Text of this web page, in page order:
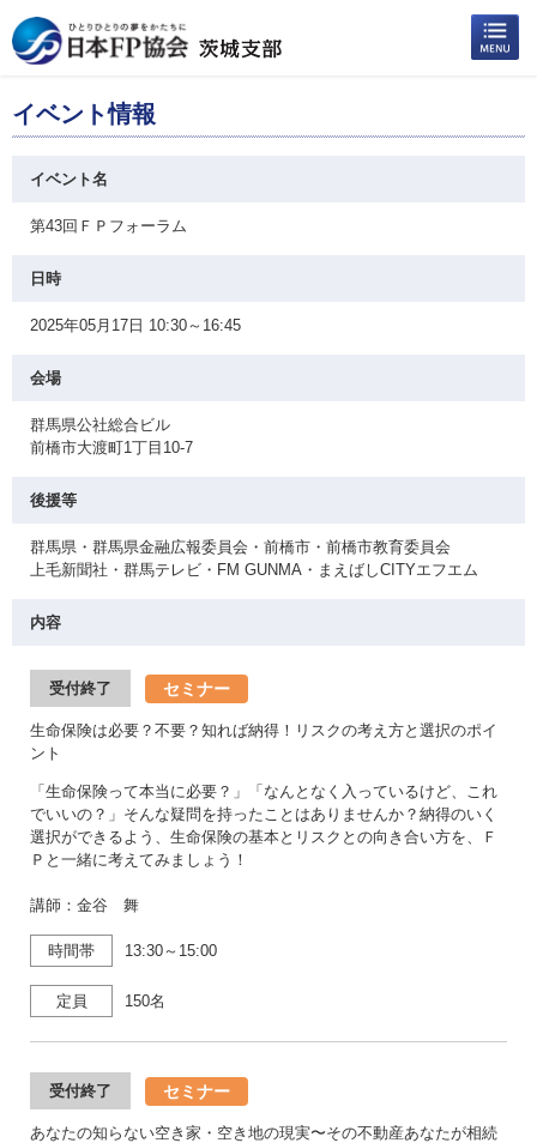
イベント情報
イベント名
第43回ＦＰフォーラム
日時
2025年05月17日 10:30～16:45
会場
群馬県公社総合ビル
前橋市大渡町1丁目10-7
後援等
群馬県・群馬県金融広報委員会・前橋市・前橋市教育委員会
上毛新聞社・群馬テレビ・FM GUNMA・まえばしCITYエフエム
内容
受付終了 セミナー
生命保険は必要？不要？知れば納得！リスクの考え方と選択のポイ
ント
「生命保険って本当に必要？」「なんとなく入っているけど、これ
でいいの？」そんな疑問を持ったことはありませんか？納得のいく
選択ができるよう、生命保険の基本とリスクとの向き合い方を、Ｆ
Ｐと一緒に考えてみましょう！
講師：金谷 舞
時間帯 13:30～15:00
定員 150名
受付終了 セミナー
あなたの知らない空き家・空き地の現実〜その不動産あなたが相続